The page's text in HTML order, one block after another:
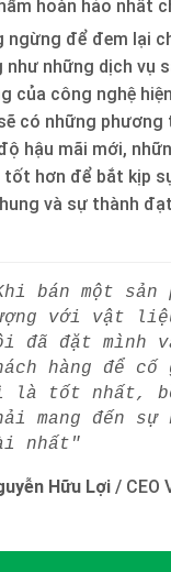
hoàn hảo nhất
ngừng để đem lại
như những dịch vụ
của công nghệ
có những phương
hậu mãi mới,
tốt hơn để bắt kịp
và sự thành
bán một sản
với vật
đã đặt mình
hàng để cố
là tốt nhất,
mang đến
nhất"
Hữu Lợi / CEO